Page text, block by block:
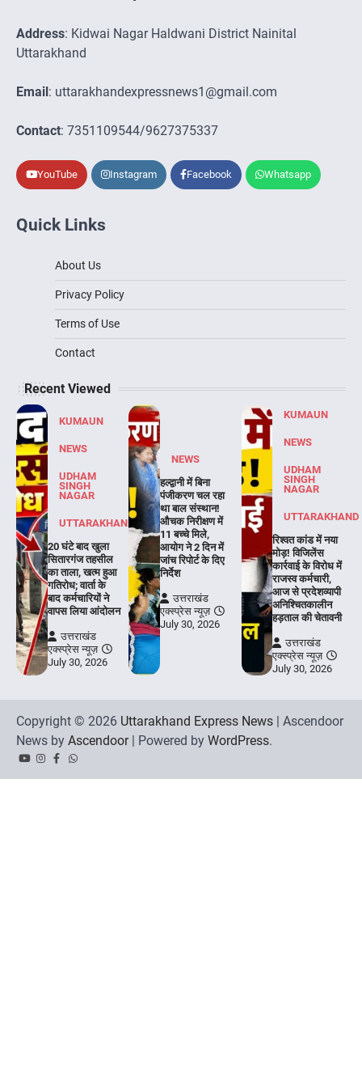
Address: Kidwai Nagar Haldwani District Nainital
Uttarakhand
Email : uttarakhandexpressnews1@gmail.com
Contact: 7351109544/9627375337
YouTube Instagram Facebook Whatsapp
Quick Links
About Us
Privacy Policy
Terms of Use
Contact
Recent Viewed
KUMAUN
NEWS
UDHAM
SINGH
NAGAR
UTTARAKHAND
20 घंटे बाद खुला
सितारगंज तहसील
का ताला, खत्म हुआ
गतिरोध; वार्ता के
बाद कर्मचारियों ने
वापस लिया आंदोलन
उत्तराखंड
एक्स्प्रेस न्यूज़
July 30, 2026
NEWS
हल्द्वानी में बिना
पंजीकरण चल रहा
था बाल संस्थान!
औचक निरीक्षण में
11 बच्चे मिले,
आयोग ने 2 दिन में
जांच रिपोर्ट के दिए
निर्देश
उत्तराखंड
एक्स्प्रेस न्यूज़
July 30, 2026
KUMAUN
NEWS
UDHAM
SINGH
NAGAR
UTTARAKHAND
रिश्वत कांड में नया
मोड़! विजिलेंस
कार्रवाई के विरोध में
राजस्व कर्मचारी,
आज से प्रदेशव्यापी
अनिश्चितकालीन
हड़ताल की चेतावनी
उत्तराखंड
एक्स्प्रेस न्यूज़
July 30, 2026
Copyright © 2026 Uttarakhand Express News | Ascendoor
News by Ascendoor| Powered by WordPress.
YouTubeInstagram
Facebook
Whatsapp